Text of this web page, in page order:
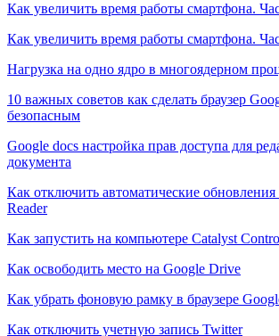
Как увеличить время работы смартфона.
Как увеличить время работы смартфона.
Нагрузка на одно ядро в многоядерном
10 важных советов как сделать браузер
безопасным
Google docs настройка прав доступа для
документа
Как отключить автоматические
Reader
Как запустить на компьютере Catalyst
Как освободить место на Google Drive
Как убрать фоновую рамку в браузере
Как отключить учетную запись Twitter